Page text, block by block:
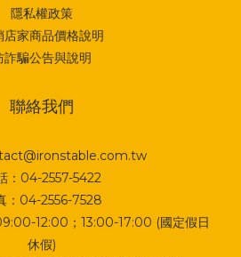
隱私權政策
店家商品價格說明
詐騙公告與說明
聯絡我們
：04-2557-5422
：04-2556-7528
12:00；13:00-17:00 (國定假日
休假)